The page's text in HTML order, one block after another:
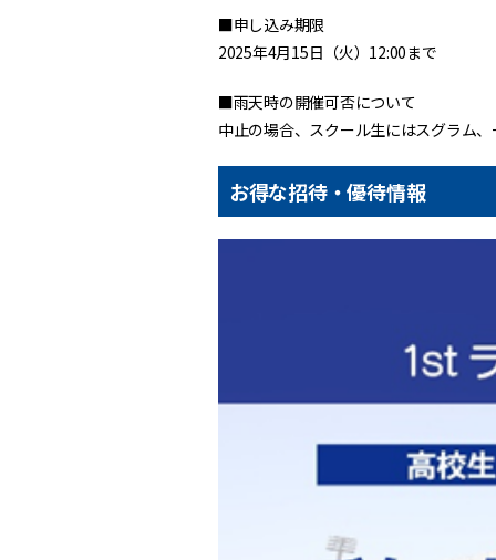
■申し込み期限
2025年4月15日（火）12:00まで
■雨天時の開催可否について
中止の場合、スクール生にはスグラム
お得な招待・優待情報